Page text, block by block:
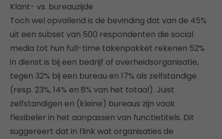
Klant- vs. bureauzijde
Toch wel opvallend is de bevinding dat van de 45%
uit een subset van 500 respondenten die social
media tot hun full-time takenpakket rekenen 52%
in dienst is bij een bedrijf of overheidsorganisatie,
tegen 32% bij een bureau en 17% als zelfstandige
(resp. 23%, 14% en 8% van het totaal). Juist
zelfstandigen en (kleine) bureaus zijn vaak
flexibeler in het aanpassen van functietitels. Dit
suggereert dat in flink wat organisaties de